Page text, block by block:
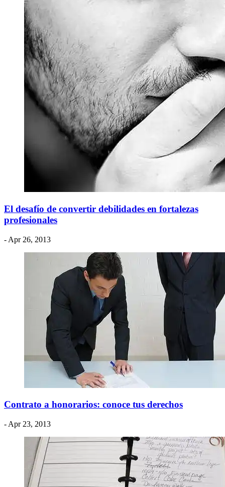
El desafío de convertir debilidades en fortalezas
profesionales
- Apr 26, 2013
Contrato a honorarios: conoce tus derechos
- Apr 23, 2013